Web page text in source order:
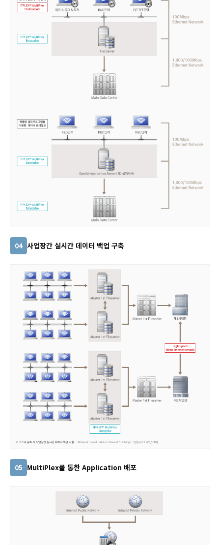
04 사업장간 실시간 데이터 백업 구축
05 MultiPlex를 통한 Application 배포